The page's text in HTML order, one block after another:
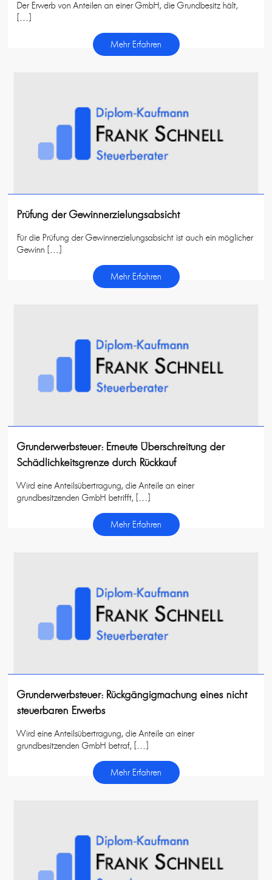
Der Erwerb von Anteilen an einer GmbH, die Grundbesitz hält,
[…]
Mehr Erfahren
Prüfung der Gewinnerzielungsabsicht
Für die Prüfung der Gewinnerzielungsabsicht ist auch ein möglicher
Gewinn […]
Mehr Erfahren
Grunderwerbsteuer: Erneute Überschreitung der
Schädlichkeitsgrenze durch Rückkauf
Wird eine Anteilsübertragung, die Anteile an einer
grundbesitzenden GmbH betrifft, […]
Mehr Erfahren
Grunderwerbsteuer: Rückgängigmachung eines nicht
steuerbaren Erwerbs
Wird eine Anteilsübertragung, die Anteile an einer
grundbesitzenden GmbH betraf, […]
Mehr Erfahren